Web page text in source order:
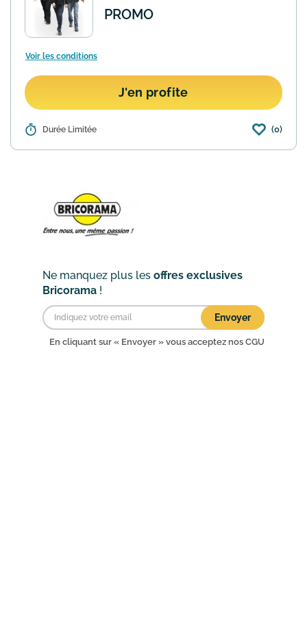
PROMO
Voir les conditions
J'en profite
Détails : Commandez vos articles sur le site
savoir plus
Durée Limitée (0)
Ne manquez plus les offres exclusives
Bricorama !
Envoyer
En cliquant sur « Envoyer » vous acceptez nos CGU